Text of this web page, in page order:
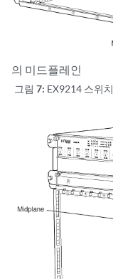
의 미드플레인
그림 7: EX9214 스위치